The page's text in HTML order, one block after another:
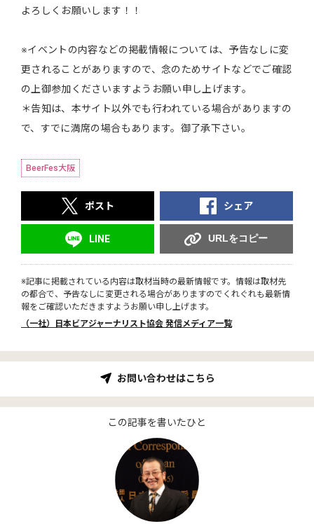
よろしくお願いします！！
※イベントの内容などの掲載情報については、予告なしに変
更されることがありますので、念のためサイトなどでご確認
の上御参加くださいますようお願い申し上げます。
＊告知は、本サイト以外でも行われている場合がありますの
で、すでに満席の場合もあります。御了承下さい。
BeerFes大阪
ポスト シェア
LINE URLをコピー
※記事に掲載されている内容は取材当時の最新情報です。情報は取材先
の都合で、予告なしに変更される場合がありますのでくれぐれも最新情
報をご確認いただきますようお願い申し上げます。
（一社）日本ビアジャーナリスト協会 発信メディア一覧
お問い合わせはこちら
この記事を書いたひと